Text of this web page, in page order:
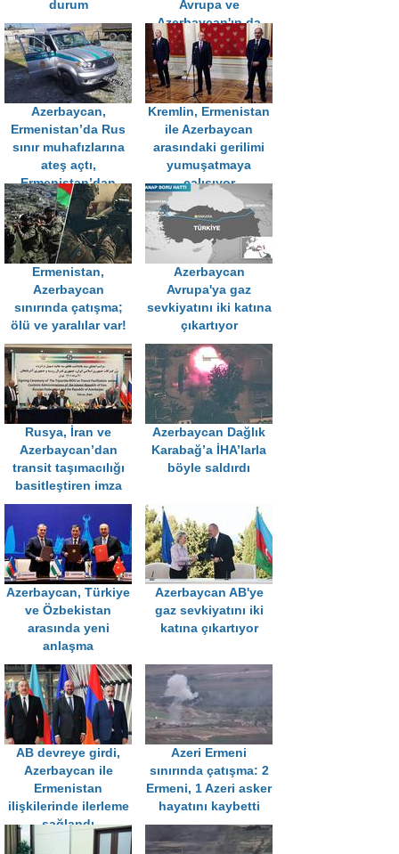
durum
Avrupa ve
Azerbaycan'ın da
çıkarına
Azerbaycan,
Ermenistan’da Rus
sınır muhafızlarına
ateş açtı,
Ermenistan’dan
"Müdahale edin”
çağrısı geldi
Kremlin, Ermenistan
ile Azerbaycan
arasındaki gerilimi
yumuşatmaya
çalışıyor
Ermenistan,
Azerbaycan
sınırında çatışma;
ölü ve yaralılar var!
Azerbaycan
Avrupa'ya gaz
sevkiyatını iki katına
çıkartıyor
Rusya, İran ve
Azerbaycan’dan
transit taşımacılığı
basitleştiren imza
Azerbaycan Dağlık
Karabağ’a İHA’larla
böyle saldırdı
Azerbaycan, Türkiye
ve Özbekistan
arasında yeni
anlaşma
Azerbaycan AB'ye
gaz sevkiyatını iki
katına çıkartıyor
AB devreye girdi,
Azerbaycan ile
Ermenistan
ilişkilerinde ilerleme
sağlandı
Azeri Ermeni
sınırında çatışma: 2
Ermeni, 1 Azeri asker
hayatını kaybetti